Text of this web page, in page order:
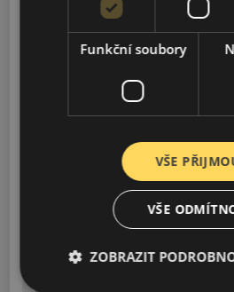
1999-2021, 2023-2026
SL-CLASS AMG
2001-2019, 2022-2026
Funkční soubory
VŠE
VŠE
ZOBRAZIT